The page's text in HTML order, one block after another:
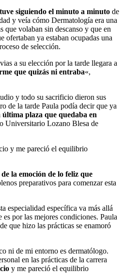
siguiendo el minuto a minuto de
y veía cómo Dermatología era una
que volaban sin descanso y que en
ofertaban ya estaban ocupadas una
de selección.
a su elección por la tarde llegara a
que quizás ni entraba«,
y todo su sacrificio dieron sus
de la tarde Paula podía decir que ya
última plaza que quedaba en
Universitario Lozano Blesa de
y me pareció el equilibrio
la emoción de lo feliz que
preparativos para comenzar esta
especialidad específica va más allá
por las mejores condiciones. Paula
que hizo las prácticas se enamoró
ni de mi entorno es dermatólogo.
en las prácticas de la carrera
y me pareció el equilibrio